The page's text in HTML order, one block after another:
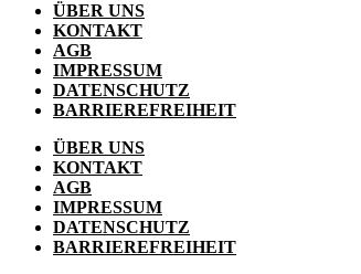
ÜBER UNS
KONTAKT
AGB
IMPRESSUM
DATENSCHUTZ
BARRIEREFREIHEIT
ÜBER UNS
KONTAKT
AGB
IMPRESSUM
DATENSCHUTZ
BARRIEREFREIHEIT